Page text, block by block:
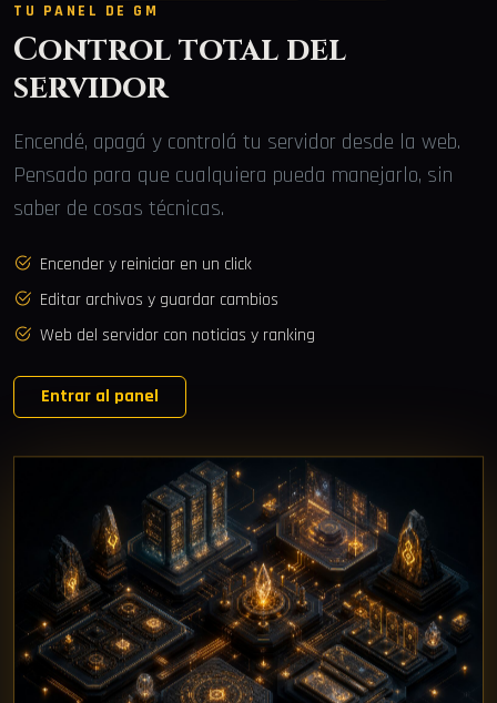
TU PANEL DE GM
Control total del
servidor
Encendé, apagá y controlá tu servidor desde la web.
Pensado para que cualquiera pueda manejarlo, sin
saber de cosas técnicas.
Encender y reiniciar en un click
Editar archivos y guardar cambios
Web del servidor con noticias y ranking
Entrar al panel